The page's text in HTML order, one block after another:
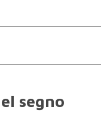
segno